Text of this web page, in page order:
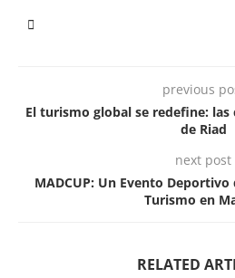
previous
El turismo global se redefine: las
de Riad
next post
MADCUP: Un Evento
Turismo en
RELATED